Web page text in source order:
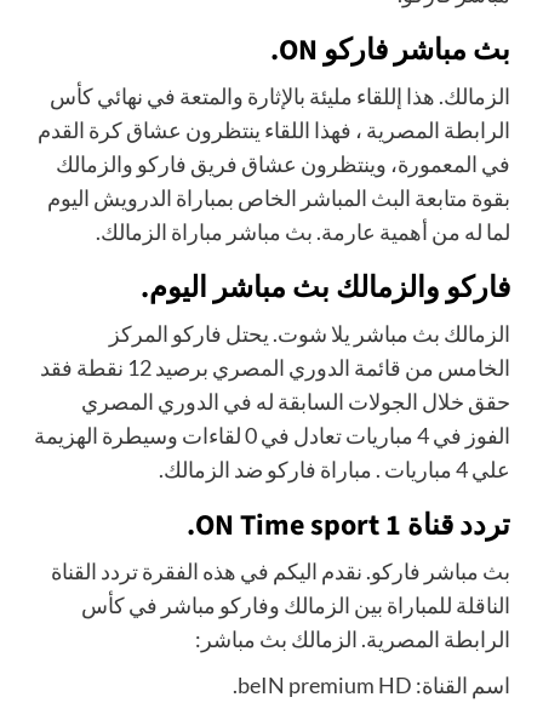
بث مباشر فاركو ON.
الزمالك. هذا إللقاء مليئة بالإثارة والمتعة في نهائي كأس
الرابطة المصرية ، فهذا اللقاء ينتظرون عشاق كرة القدم
في المعمورة، وينتظرون عشاق فريق فاركو والزمالك
بقوة متابعة البث المباشر الخاص بمباراة الدرويش اليوم
لما له من أهمية عارمة. بث مباشر مباراة الزمالك.
فاركو والزمالك بث مباشر اليوم.
الزمالك بث مباشر يلا شوت. يحتل فاركو المركز
الخامس من قائمة الدوري المصري برصيد 12 نقطة فقد
حقق خلال الجولات السابقة له في الدوري المصري
الفوز في 4 مباريات تعادل في 0 لقاءات وسيطرة الهزيمة
علي 4 مباريات . مباراة فاركو ضد الزمالك.
تردد قناة ON Time sport 1.
بث مباشر فاركو. نقدم اليكم في هذه الفقرة تردد القناة
الناقلة للمباراة بين الزمالك وفاركو مباشر في كأس
الرابطة المصرية. الزمالك بث مباشر:
اسم القناة: beIN premium HD.